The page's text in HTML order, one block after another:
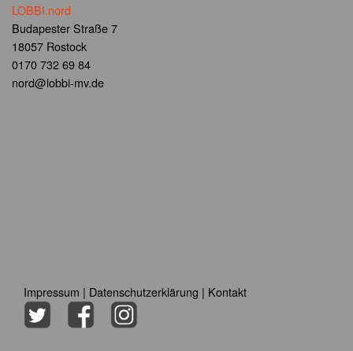
LOBBI.nord
Budapester Straße 7
18057 Rostock
0170 732 69 84
nord@lobbi-mv.de
Impressum | Datenschutzerklärung | Kontakt